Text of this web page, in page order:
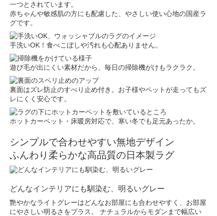
一つとされています。
赤ちゃんや敏感肌の方にも配慮した、やさしい使い心地の国産ラ
グです。
手洗いOK！食べこぼしや汚れも心配ありません。
遊び毛が出にくい素材だから、毎日の掃除機がけもラクラク。
裏面はズレ防止のすべり止め付き。お子様やペットが走ってもズ
レにくく安心です。
ホットカーペット・床暖房対応で、寒い冬でも足元あったか。
シンプルで合わせやすい無地デザイン
ふんわり柔らかな高品質の日本製ラグ
どんなインテリアにも馴染む、明るいグレー
艶やかなライトグレーはどんなお部屋にも合わせやすく、お部屋
にやさしい明るさをプラス。 ナチュラルからモダンまで幅広い